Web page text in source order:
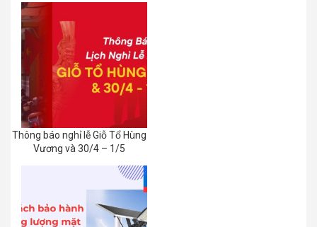
Thông báo nghỉ lễ Giỗ Tổ Hùng
Vương và 30/4 – 1/5